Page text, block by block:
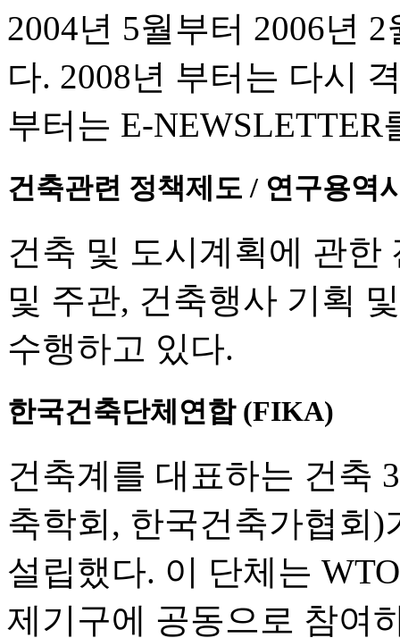
2004년 5월부터 2006년
다. 2008년 부터는 다시
부터는 E-
건축관련 정책제도 / 연구용역
건축 및 도시계획에 관한
및 주관, 건축행사 기획
수행하고 있다.
한국건축단체연합 (FIKA)
건축계를 대표하는 건축
축학회, 한국건축가협회
설립했다. 이 단체는
제기구에 공동으로 참여